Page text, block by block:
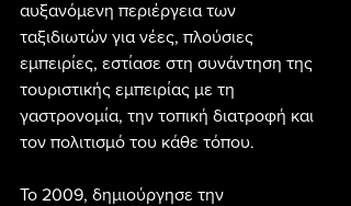
αυξανόμενη περιέργεια των
ταξιδιωτών για νέες, πλούσιες
εμπειρίες, εστίασε στη συνάντηση της
τουριστικής εμπειρίας με τη
γαστρονομία, την τοπική διατροφή και
τον πολιτισμό του κάθε τόπου.
Το 2009, δημιούργησε την